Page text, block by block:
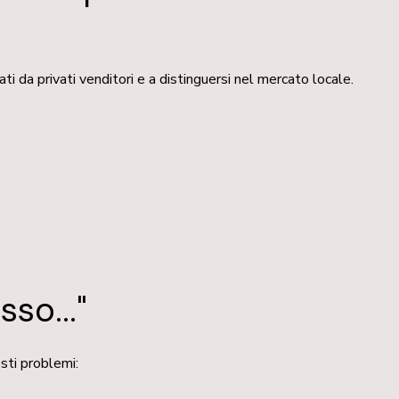
da privati venditori e a distinguersi nel mercato locale.
problemi: